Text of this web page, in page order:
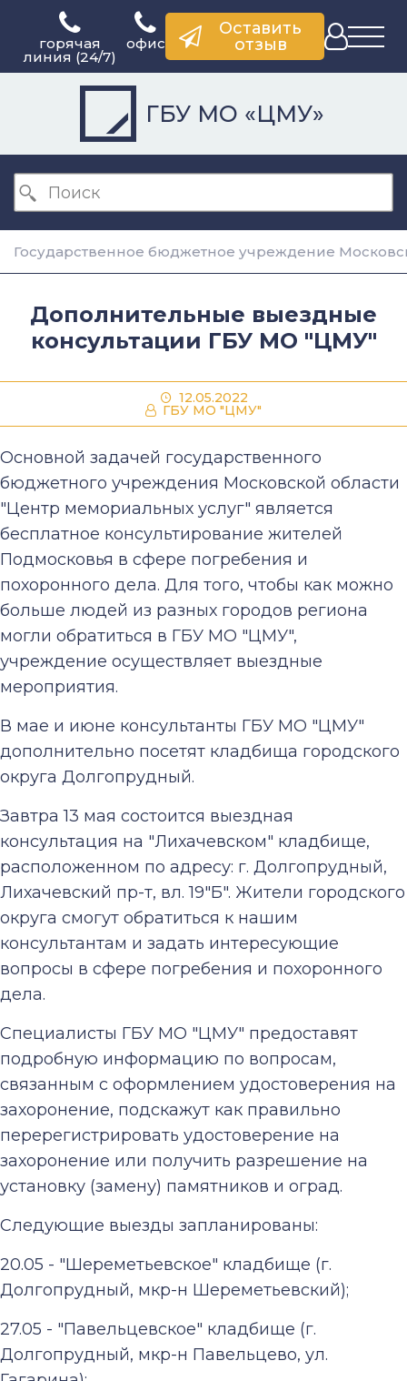
горячая
линия (24/7)
офис
Оставить
отзыв
ГБУ МО «ЦМУ»
Государственное бюджетное учреждение
Дополнительные выездные
консультации ГБУ МО "ЦМУ"
12.05.2022
ГБУ МО "ЦМУ"
Основной задачей государственного
бюджетного учреждения Московской области
"Центр мемориальных услуг" является
бесплатное консультирование жителей
Подмосковья в сфере погребения и
похоронного дела. Для того, чтобы как можно
больше людей из разных городов региона
могли обратиться в ГБУ МО "ЦМУ",
учреждение осуществляет выездные
мероприятия.
В мае и июне консультанты ГБУ МО "ЦМУ"
дополнительно посетят кладбища городского
округа Долгопрудный.
Завтра 13 мая состоится выездная
консультация на "Лихачевском" кладбище,
расположенном по адресу: г. Долгопрудный,
Лихачевский пр-т, вл. 19"Б". Жители городского
округа смогут обратиться к нашим
консультантам и задать интересующие
вопросы в сфере погребения и похоронного
дела.
Специалисты ГБУ МО "ЦМУ" предоставят
подробную информацию по вопросам,
связанным с оформлением удостоверения на
захоронение, подскажут как правильно
перерегистрировать удостоверение на
захоронение или получить разрешение на
установку (замену) памятников и оград.
Следующие выезды запланированы:
20.05 - "Шереметьевское" кладбище (г.
Долгопрудный, мкр-н Шереметьевский);
27.05 - "Павельцевское" кладбище (г.
Долгопрудный, мкр-н Павельцево, ул.